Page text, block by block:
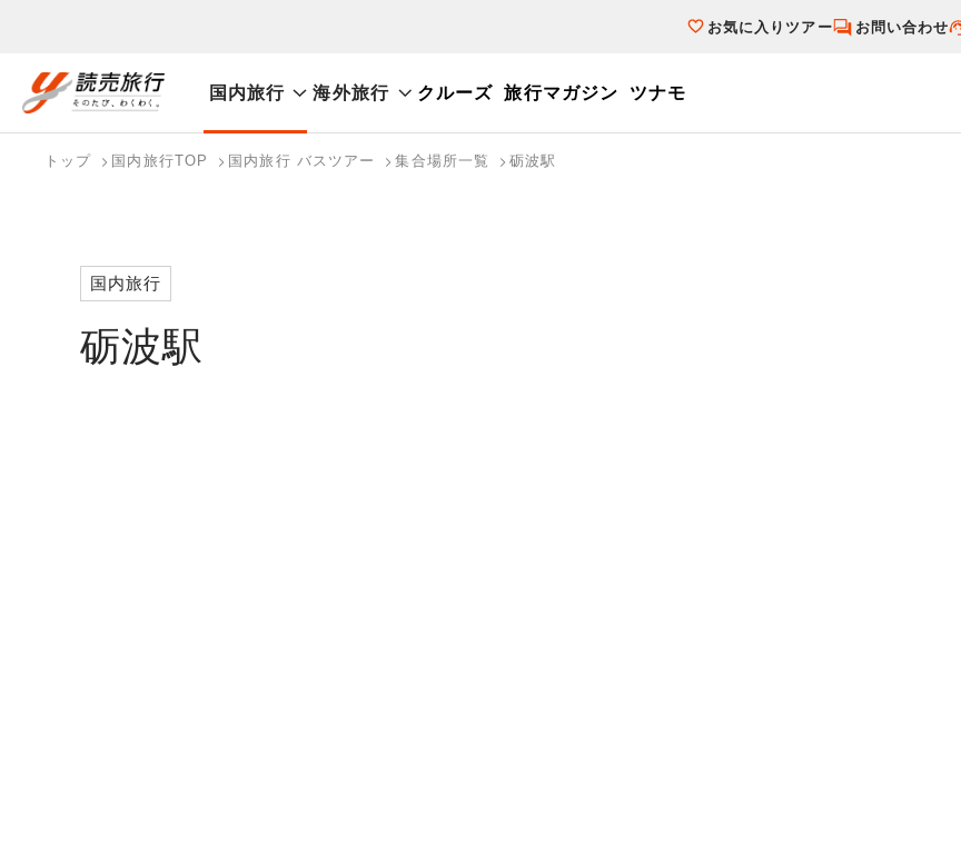
お気に入りツアー お問い合わせ
国内旅行 海外旅行 クルーズ 旅行マガジン ツナモ
国内旅行トップ
海外旅行トップ
トップ 国内旅行TOP 国内旅行 バスツアー 集合場所一覧 砺波駅
砺波駅
国内旅行